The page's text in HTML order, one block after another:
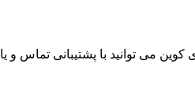
می توانید با پشتیبانی تماس و یا